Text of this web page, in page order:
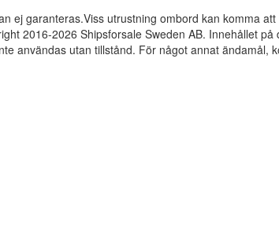
ej garanteras.Viss utrustning ombord kan komma
2016-2026 Shipsforsale Sweden AB. Innehållet
användas utan tillstånd. För något annat ändamål,